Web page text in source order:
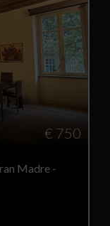
€ 750
Madre -